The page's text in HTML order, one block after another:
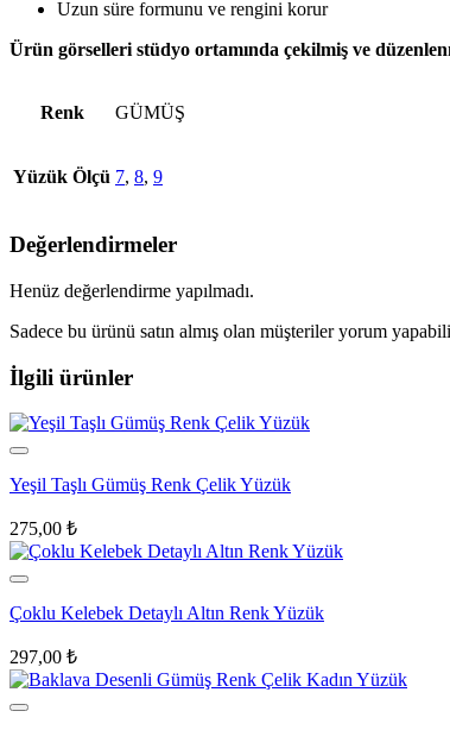
Uzun süre formunu ve rengini korur
Ürün görselleri stüdyo ortamında çekilmiş ve
Renk GÜMÜŞ
Yüzük Ölçü 7, 8, 9
Değerlendirmeler
Henüz değerlendirme yapılmadı.
Sadece bu ürünü satın almış olan müşteriler yorum
İlgili ürünler
Yeşil Taşlı Gümüş Renk Çelik Yüzük
275,00 ₺
Çoklu Kelebek Detaylı Altın Renk Yüzük
297,00 ₺